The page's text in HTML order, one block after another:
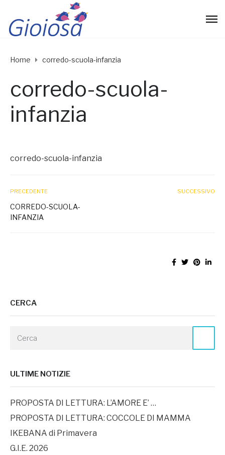
Home corredo-scuola-infanzia
corredo-scuola-
infanzia
corredo-scuola-infanzia
PRECEDENTE
CORREDO-SCUOLA-
INFANZIA
SUCCESSIVO
CERCA
ULTIME NOTIZIE
PROPOSTA DI LETTURA: L’AMORE E’ …
PROPOSTA DI LETTURA: COCCOLE DI MAMMA
IKEBANA di Primavera
G.I.E. 2026